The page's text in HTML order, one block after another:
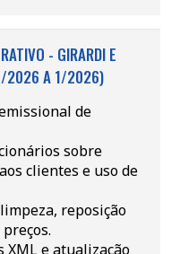
- GIRARDI E
2026 A 1/2026)
de
sobre
clientes e uso de
reposição
XML e atualização